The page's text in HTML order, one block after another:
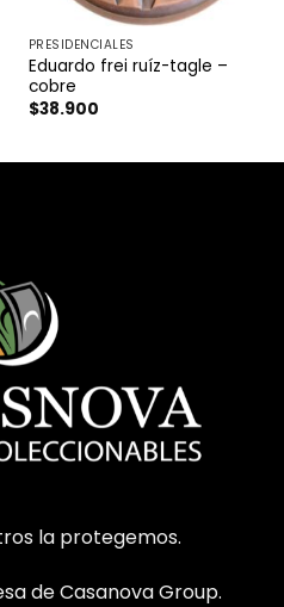
PRESIDENCIALES
Eduardo frei ruíz-tagle –
cobre
$38.900
la protegemos.
de Casanova Group.